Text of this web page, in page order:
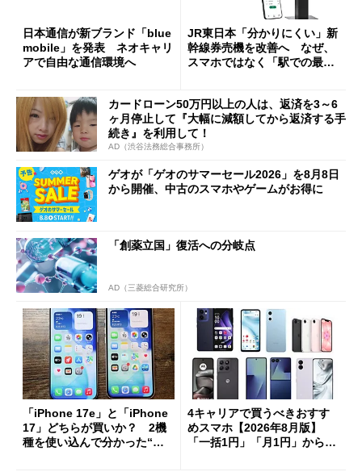
日本通信が新ブランド「blue
mobile」を発表 ネオキャリ
アで自由な通信環境へ
JR東日本「分かりにくい」新
幹線券売機を改善へ なぜ、
スマホではなく「駅での最短
カードローン50万円以上の人は、返済を3～6
ヶ月停止して『大幅に減額してから返済する手
続き』を利用して！
AD（渋谷法務総合事務所）
ゲオが「ゲオのサマーセール2026」を8月8日
から開催、中古のスマホやゲームがお得に
「創薬立国」復活への分岐点
AD（三菱総合研究所）
「iPhone 17e」と「iPhone
17」どちらが買いか？ 2機
種を使い込んで分かった“ス
4キャリアで買うべきおすす
めスマホ【2026年8月版】
「一括1円」「月1円」からお